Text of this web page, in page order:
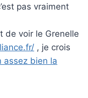
pas vraiment
de voir le Grenelle
, je crois
assez bien la